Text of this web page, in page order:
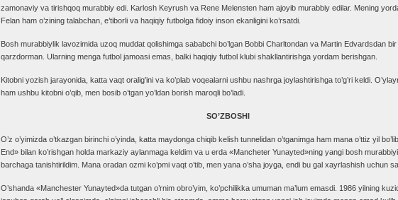
zamonaviy va tirishqoq murabbiy edi. Karlosh Keyrush va Rene Melensten ham ajoyib murabbiy edilar. Mening
Felan ham o’zining talabchan, e’tiborli va haqiqiy futbolga fidoiy inson ekanligini ko’rsatdi.
Bosh murabbiylik lavozimida uzoq muddat qolishimga sababchi bo’lgan Bobbi Charltondan va Martin Edvardsdan
qarzdorman. Ularning menga futbol jamoasi emas, balki haqiqiy futbol klubi shakllantirishga yordam berishgan.
Kitobni yozish jarayonida, katta vaqt oralig’ini va ko’plab voqealarni ushbu nashrga joylashtirishga to’g’ri keldi.
ham ushbu kitobni o’qib, men bosib o’tgan yo’ldan borish maroqli bo’ladi.
SO’ZBOSHI
O’z o’yimizda o’tkazgan birinchi o’yinda, katta maydonga chiqib kelish tunnelidan o’tganimga ham mana o’ttiz yil
End» bilan ko’rishgan holda markaziy aylanmaga keldim va u erda «Mancheter Yunayted»ning yangi bosh
barchaga tanishtirildim. Mana oradan ozmi ko’pmi vaqt o’tib, men yana o’sha joyga, endi bu gal xayrlashish uchun
O’shanda «Manchester Yunayted»da tutgan o’rnim obro’yim, ko’pchilikka umuman ma’lum emasdi. 1986 yilning